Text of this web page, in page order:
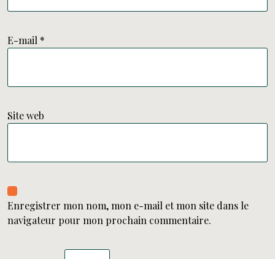
E-mail *
Site web
Enregistrer mon nom, mon e-mail et mon site dans le
navigateur pour mon prochain commentaire.